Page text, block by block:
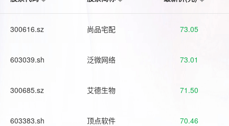
300616.sz 尚品宅配 73.05
603039.sh 泛微网络 73.01
300685.sz 艾德生物 71.50
603383.sh 顶点软件 70.46